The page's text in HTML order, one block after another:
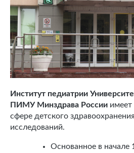
Институт педиатрии
ПИМУ Минздрава России
сфере детского
исследований.
Основанное в начале